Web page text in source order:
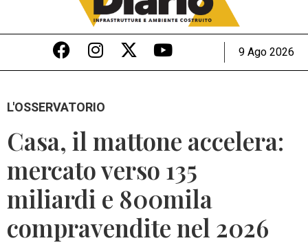
9 Ago 2026
L'OSSERVATORIO
Casa, il mattone accelera:
mercato verso 135
miliardi e 800mila
compravendite nel 2026